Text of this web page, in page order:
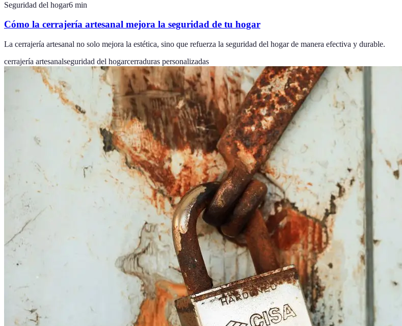
Seguridad del hogar6 min
Cómo la cerrajería artesanal mejora la seguridad de tu hogar
La cerrajería artesanal no solo mejora la estética, sino que refuerza la seguridad del hogar de manera efectiva y durable.
cerrajería artesanalseguridad del hogarcerraduras personalizadas